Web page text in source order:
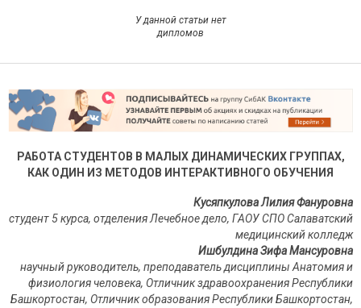
У данной статьи нет
дипломов
РАБОТА СТУДЕНТОВ В МАЛЫХ ДИНАМИЧЕСКИХ ГРУППАХ,
КАК ОДИН ИЗ МЕТОДОВ ИНТЕРАКТИВНОГО ОБУЧЕНИЯ
Кусяпкулова Лилия Фануровна
студент 5 курса, отделения Лечебное дело, ГАОУ СПО Салаватский
медицинский колледж
Ишбулдина Зифа Мансуровна
научный руководитель, преподаватель дисциплины Анатомияи
физиология человека, Отличник здравоохранения Республики
Башкортостан, Отличник образования Республики Башкортостан,